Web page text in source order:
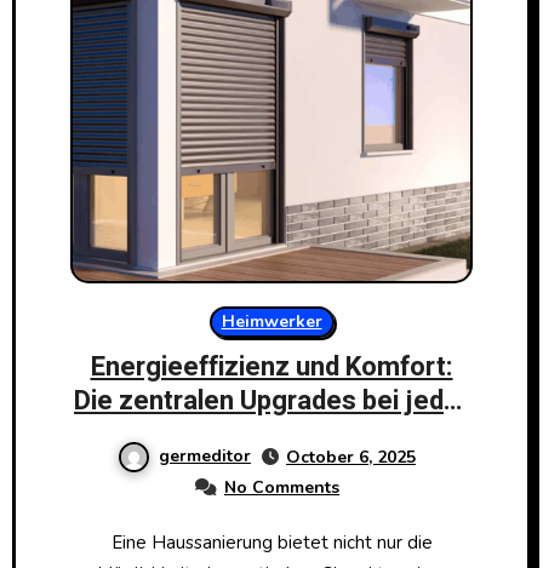
Heimwerker
Energieeffizienz und Komfort:
Die zentralen Upgrades bei jeder
germeditor
October 6, 2025
No Comments
Eine Haussanierung bietet nicht nur die